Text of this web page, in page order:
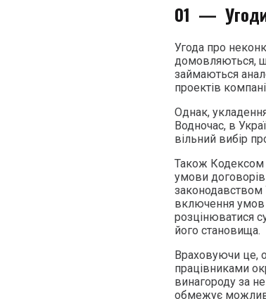
01 —
Угода про
домовляються,
займаються
проектів
Однак,
Водночас, в
вільний вибір
Також Кодексом
умови
законодавством
включення умов
розцінюватися
його становища.
Враховуючи це,
працівниками
винагороду за
обмежує